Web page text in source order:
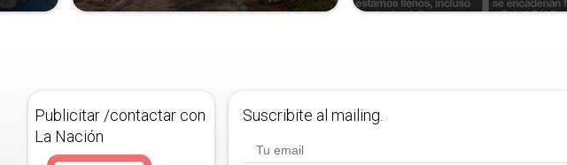
Publicitar /contactar con
La Nación
Suscribite al mailing.